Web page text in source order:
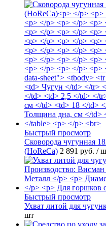
Быстрый просмотр
Сковорода чугунная
(HoReCa) 2 891 руб. /
Быстрый просмотр
Ухват литой для
шт